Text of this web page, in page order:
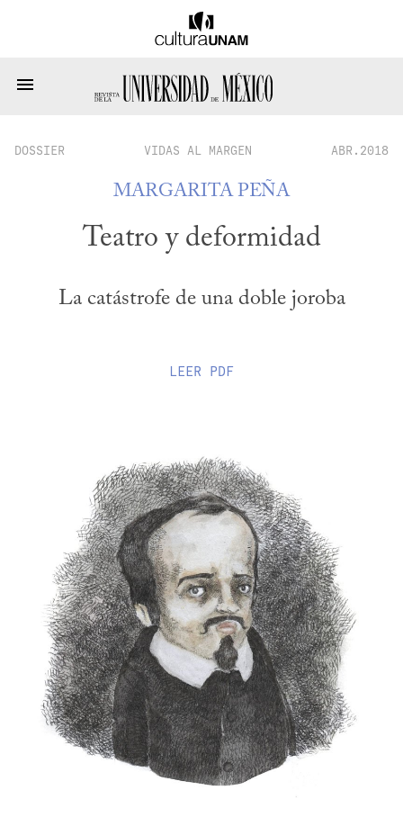
DOSSIER VIDAS AL MARGEN ABR.2018
MARGARITA PEÑA
Teatro y deformidad
La catástrofe de una doble joroba
LEER PDF